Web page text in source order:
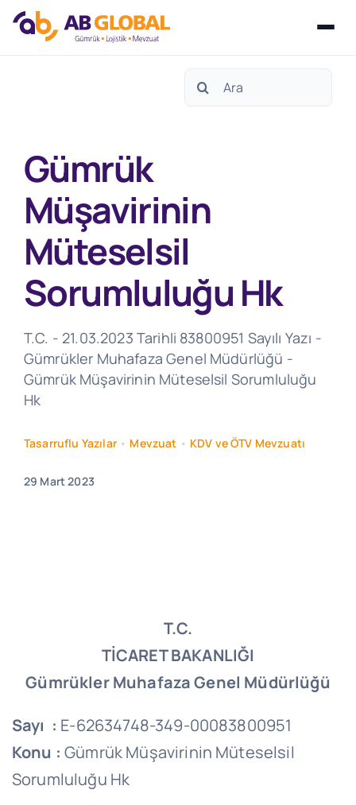
Search
Gümrük
Müşavirinin
Müteselsil
Sorumluluğu Hk
T.C. - 21.03.2023 Tarihli 83800951 Sayılı Yazı -
Gümrükler Muhafaza Genel Müdürlüğü -
Gümrük Müşavirinin Müteselsil Sorumluluğu
Hk
Tasarruflu Yazılar• Mevzuat • KDV ve ÖTV Mevzuatı
29 Mart 2023
T.C.
TİCARET BAKANLIĞI
Gümrükler Muhafaza Genel Müdürlüğü
Sayı : E-62634748-349-00083800951
Konu : Gümrük Müşavirinin Müteselsil
Sorumluluğu Hk